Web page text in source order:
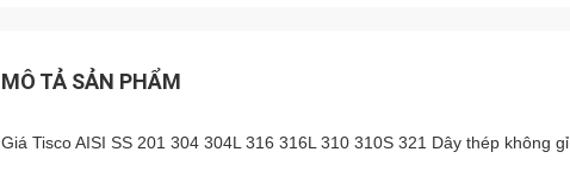
MÔ TẢ SẢN PHẨM
Giá Tisco AISI SS 201 304 304L 316 316L 310 310S 321 Dây thép không gỉ